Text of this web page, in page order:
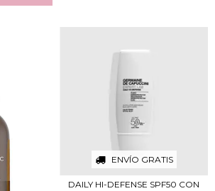
ENVÍO GRATIS
DAILY HI-DEFENSE SPF50 CON